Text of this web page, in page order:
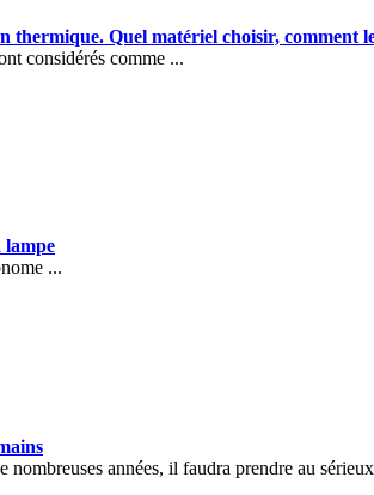
Quel matériel choisir, comment
considérés comme ...
lampe
...
années, il faudra prendre au